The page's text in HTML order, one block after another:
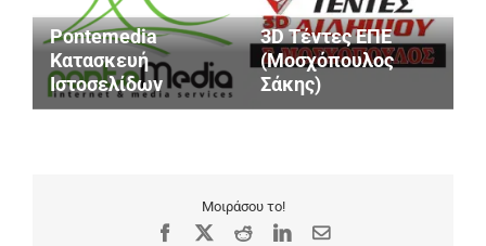
Pontemedia
Κατασκευή
Ιστοσελίδων
3D Τέντες ΕΠΕ
(Μοσχόπουλος
Σάκης)
Μοιράσου το!
Facebook RedditLinkedIn
Email